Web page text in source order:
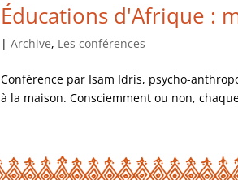
Éducations d'Afrique :
|Archive, Les conférences
Conférence par Isam Idris, psycho-
à la maison. Consciemment ou non,